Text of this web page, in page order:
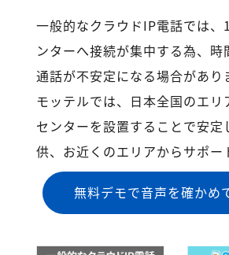
一般的なクラウドIP電話では、
ンターへ接続が集中する為、時
通話が不安定になる場合があり
モッテルでは、日本全国のエリ
センターを設置することで安定
供、お近くのエリアからサポー
無料デモで音声を確かめ